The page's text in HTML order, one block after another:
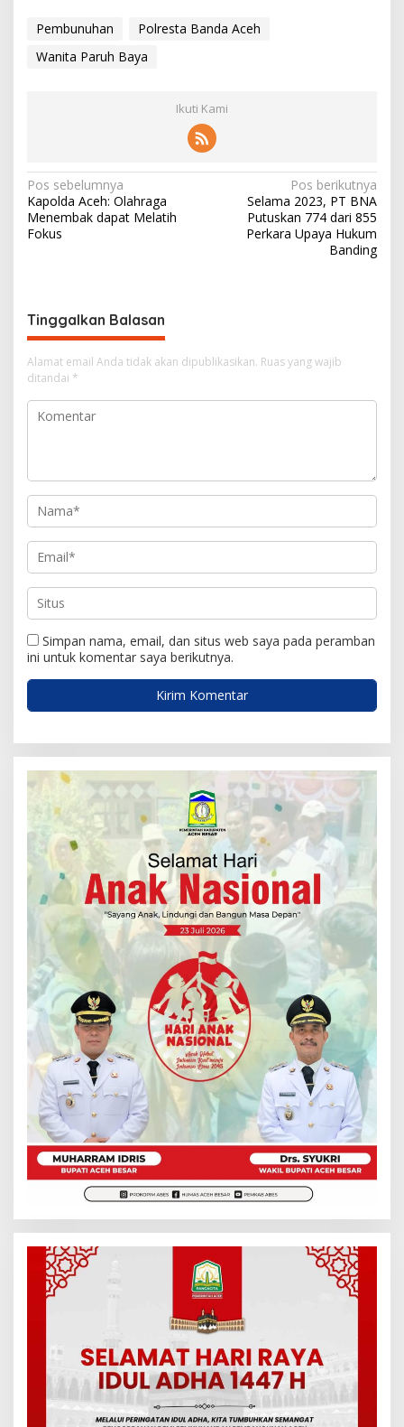
Pembunuhan
Polresta Banda Aceh
Wanita Paruh Baya
Ikuti Kami
N
a
v
a
s
i
p
o
Pos sebelumnya
Kapolda Aceh: Olahraga
Menembak dapat Melatih
Fokus
Pos berikutnya
Selama 2023, PT BNA
Putuskan 774 dari 855
Perkara Upaya Hukum
Banding
Tinggalkan Balasan
Alamat email Anda tidak akan dipublikasikan. Ruas yang wajib
ditandai *
Simpan nama, email, dan situs web saya pada peramban
ini untuk komentar saya berikutnya.